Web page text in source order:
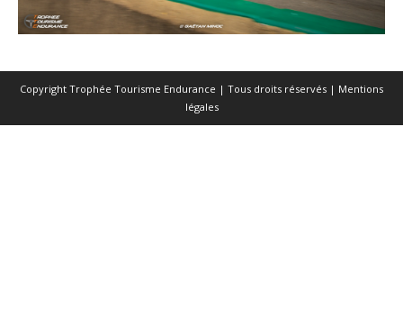
Copyright Trophée Tourisme Endurance | Tous droits réservés | Mentions
légales